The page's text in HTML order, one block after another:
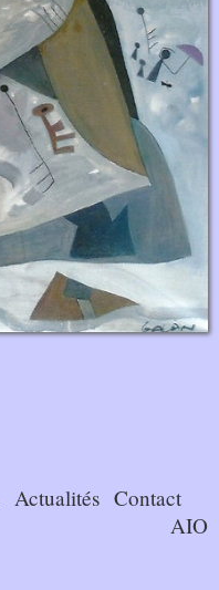
Actualités Contact
AIO